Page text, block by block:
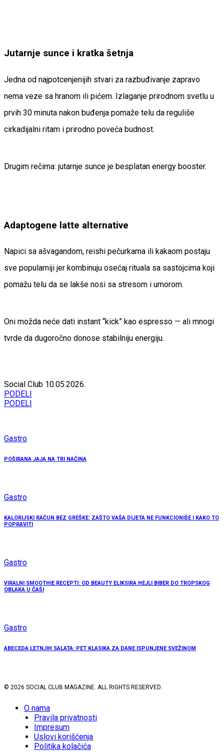
Jutarnje sunce i kratka šetnja
Jedna od najpotcenjenijih stvari za razbuđivanje zapravo
nema veze sa hranom ili pićem. Izlaganje prirodnom svetlu u
prvih 30 minuta nakon buđenja pomaže telu da reguliše
cirkadijalni ritam i prirodno poveća budnost.
Drugim rečima: jutarnje sunce je besplatan energy booster.
Adaptogene latte alternative
Napici sa ašvagandom, reishi pečurkama ili kakaom postaju
sve popularniji jer kombinuju osećaj rituala sa sastojcima koji
pomažu telu da se lakše nosi sa stresom i umorom.
Oni možda neće dati instant “kick” kao espresso — ali mnogi
tvrde da dugoročno donose stabilniju energiju.
Social Club 10.05.2026.
PODELI
PODELI
Gastro
POŠIRANA JAJA NA TRI NAČINA
Gastro
KALORIJSKI RAČUN BEZ GREŠKE: ZAŠTO VAŠA DIJETA NE FUNKCIONIŠE I KAKO TO
POPRAVITI
Gastro
VIRALNI SMOOTHIE RECEPTI: OD BEAUTY ELIKSIRA HEJLI BIBER DO TROPSKOG
OBLAKA U ČAŠI
Gastro
ABECEDA LETNJIH SALATA: PET KLASIKA ZA DANE ISPUNJENE SVEŽINOM
© 2026 SOCIAL CLUB MAGAZINE. ALL RIGHTS RESERVED.
O nama
Pravila privatnosti
Impresum
Uslovi korišćenja
Politika kolačića